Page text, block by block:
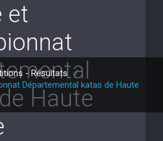
- Résultats /
Départemental katas de Haute
et
Haute